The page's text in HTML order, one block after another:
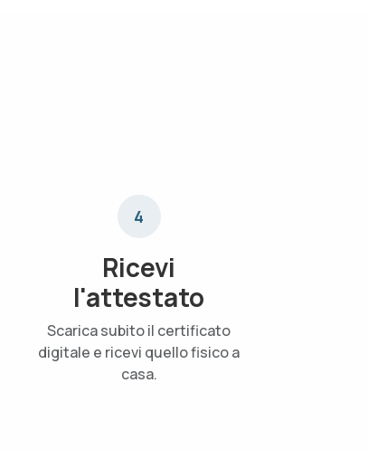
4
Ricevi
l'attestato
Scarica subito il certificato
digitale e ricevi quello fisico a
casa.